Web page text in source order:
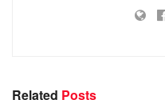
Related Posts